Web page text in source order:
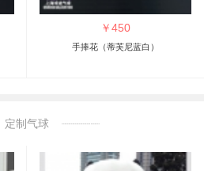
￥450
手捧花（蒂芙尼蓝白）
定制气球